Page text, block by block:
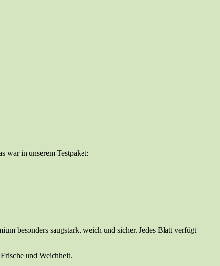
war in unserem Testpaket:
besonders saugstark, weich und sicher. Jedes Blatt verfügt
und Weichheit.